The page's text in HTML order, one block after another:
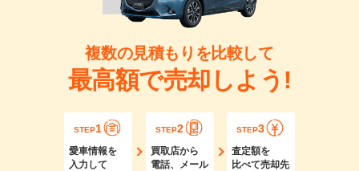
複数の見積もりを比較して
最高額で売却しよう!
STEP1
愛車情報を
入力して
STEP2
買取店から
電話、メール
STEP3
査定額を
比べて売却先